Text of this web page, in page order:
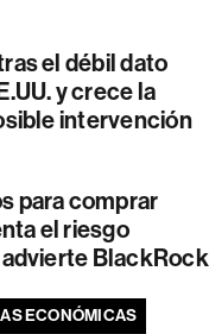
el débil dato
y crece la
intervención
para comprar
el riesgo
BlackRock
ECONÓMICAS